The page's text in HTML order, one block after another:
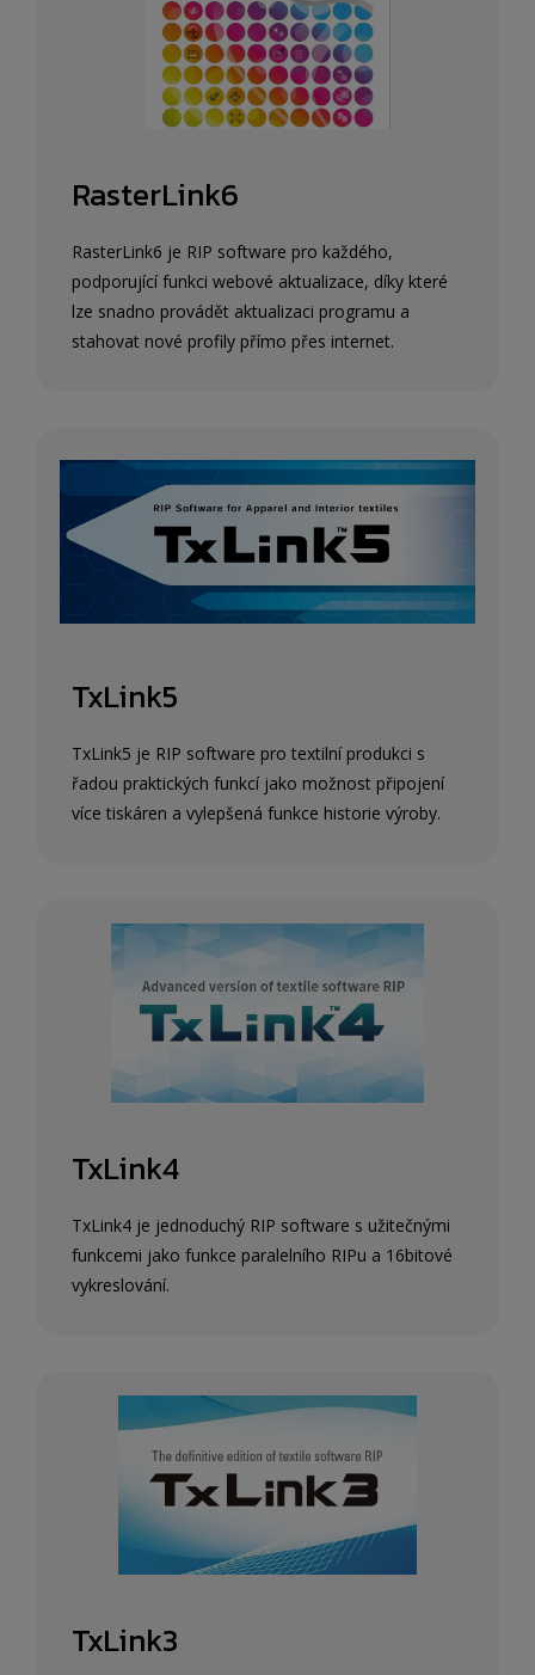
RasterLink6
RasterLink6 je RIP software pro každého,
podporující funkci webové aktualizace, díky které
lze snadno provádět aktualizaci programu a
stahovat nové profily přímo přes internet.
TxLink5
TxLink5 je RIP software pro textilní produkci s
řadou praktických funkcí jako možnost připojení
více tiskáren a vylepšená funkce historie výroby.
TxLink4
TxLink4 je jednoduchý RIP software s užitečnými
funkcemi jako funkce paralelního RIPu a 16bitové
vykreslování.
TxLink3